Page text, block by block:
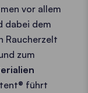
vor allem
dabei dem
Raucherzelt
zum
führt